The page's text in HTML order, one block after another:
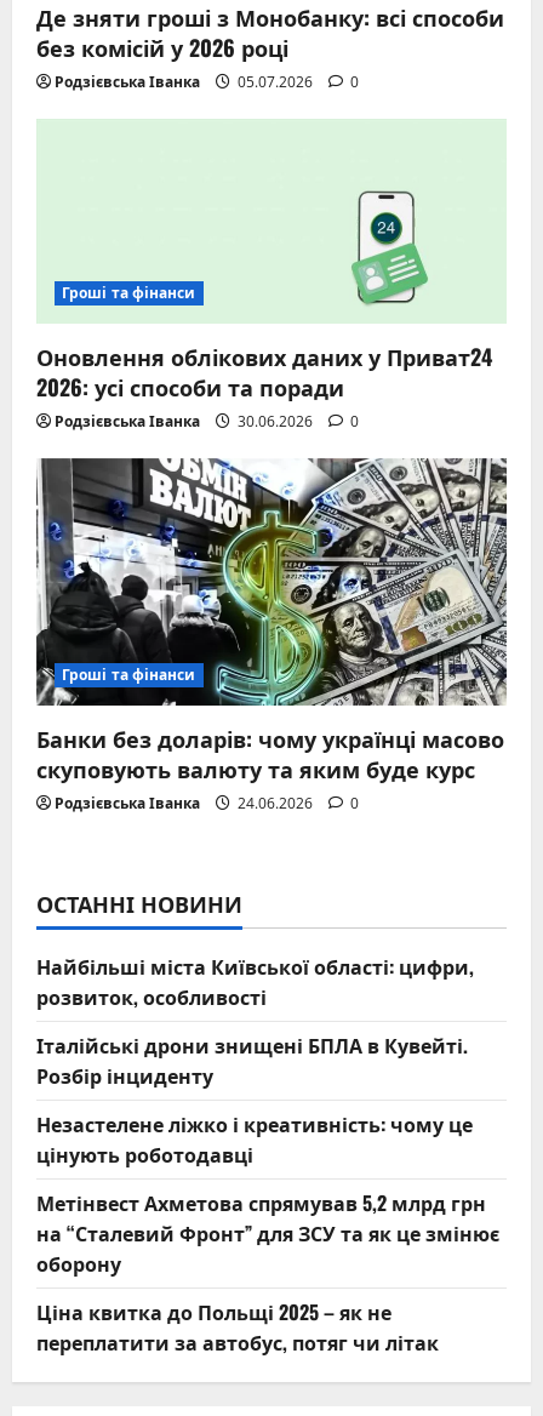
Де зняти гроші з Монобанку: всі способи
без комісій у 2026 році
Родзієвська Іванка 05.07.2026 0
Гроші та фінанси
Оновлення облікових даних у Приват24
2026: усі способи та поради
Родзієвська Іванка 30.06.2026 0
Гроші та фінанси
Банки без доларів: чому українці масово
скуповують валюту та яким буде курс
Родзієвська Іванка 24.06.2026 0
ОСТАННІ НОВИНИ
Найбільші міста Київської області: цифри,
розвиток, особливості
Італійські дрони знищені БПЛА в Кувейті.
Розбір інциденту
Незастелене ліжко і креативність: чому це
цінують роботодавці
Метінвест Ахметова спрямував 5,2 млрд грн
на “Сталевий Фронт” для ЗСУ та як це змінює
оборону
Ціна квитка до Польщі 2025 – як не
переплатити за автобус, потяг чи літак